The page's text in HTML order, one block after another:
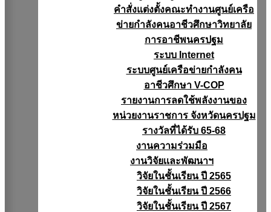
คำสั่งแต่งตั้งคณะทำงานศูนย์เครือ
ข่ายกำลังคนอาชีวศึกษาวิทยาลัย
การอาชีพนครปฐม
ระบบ Internet
ระบบศูนย์เครือข่ายกำลังคน
อาชีวศึกษา V-COP
รายงานการลดใช้พลังงานของ
หน่วยงานราชการ จังหวัดนครปฐม
รางวัลที่ได้รับ 65-68
งานความร่วมมือ
งานวิจัยเเละพัฒนาฯ
วิจัยในชั้นเรียน ปี 2565
วิจัยในชั้นเรียน ปี 2566
วิจัยในชั้นเรียน ปี 2567